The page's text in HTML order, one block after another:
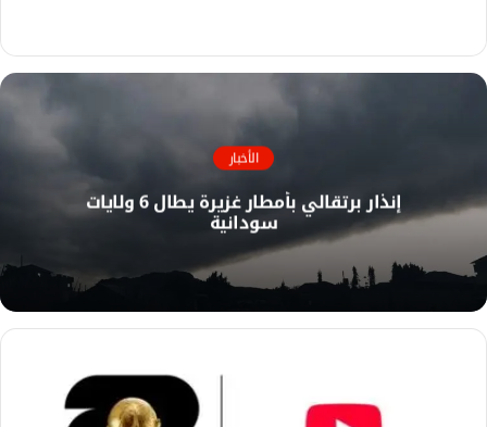
م
و
ع
ا
ل
و
ي
ب
س
ك الأخبار
إنذار برتقالي بأمطار غزيرة يطال 6 ولايات
سودانية